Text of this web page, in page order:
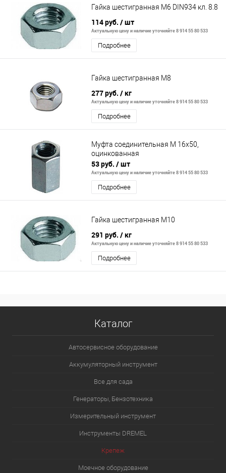
Гайка шестигранная М6 DIN934 кл. 8.8
114 руб. / шт
Актуальную цену и наличие уточняйте 8 914 55 80 533
Подробнее
Гайка шестигранная М8
277 руб. / кг
Актуальную цену и наличие уточняйте 8 914 55 80 533
Подробнее
Муфта соединительная М 16х50,
оцинкованная
53 руб. / шт
Актуальную цену и наличие уточняйте 8 914 55 80 533
Подробнее
Гайка шестигранная М10
291 руб. / кг
Актуальную цену и наличие уточняйте 8 914 55 80 533
Подробнее
Каталог
Автосервисное оборудование
Аккумуляторный инструмент
Все для сада
Генераторы, Бензотехника
Измерительный инструмент
Инструменты DREMEL
Крепеж
Моечное оборудование